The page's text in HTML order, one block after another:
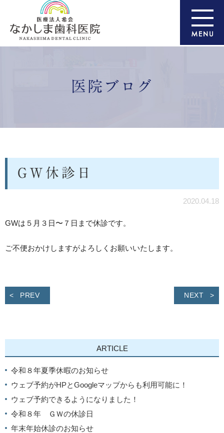
医院ブログ
GW休診日
2020.04.18
GWは５月３日〜７日まで休診です。
ご不便おかけしますがよろしくお願いいたします。
PREV NEXT
ARTICLE
令和８年夏季休暇のお知らせ
ウェブ予約がHPとGoogleマップからも利用可能に！
ウェブ予約できるようになりました！
令和８年 ＧＷの休診日
年末年始休診のお知らせ